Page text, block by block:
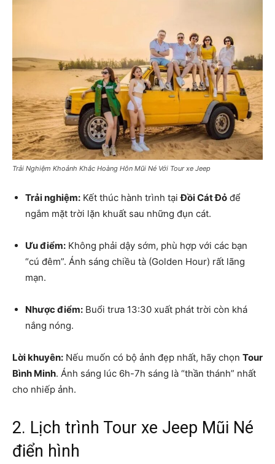
Trải Nghiệm Khoảnh Khắc Hoàng Hôn Mũi Né Với Tour xe Jeep
Trải nghiệm: Kết thúc hành trình tạiĐồi Cát Đỏ để
ngắm mặt trời lặn khuất sau những đụn cát.
Ưu điểm: Không phải dậy sớm, phù hợp với các bạn
“cú đêm”. Ánh sáng chiều tà (Golden Hour) rất lãng
mạn.
Nhược điểm: Buổi trưa 13:30 xuất phát trời còn khá
nắng nóng.
Lời khuyên: Nếu muốn có bộ ảnh đẹp nhất, hãy chọn Tour
Bình Minh. Ánh sáng lúc 6h-7h sáng là “thần thánh” nhất
cho nhiếp ảnh.
2. Lịch trình Tour xe Jeep Mũi Né
điển hình